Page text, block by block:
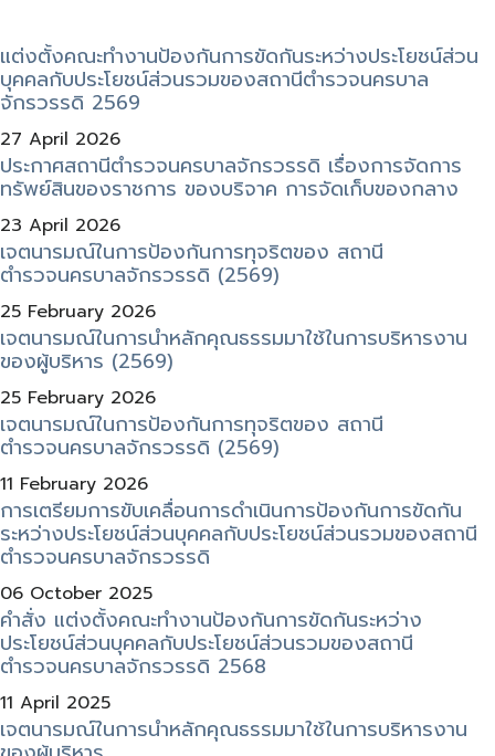
แต่งตั้งคณะทำงานป้องกันการขัดกันระหว่างประโยชน์ส่วน
บุคคลกับประโยชน์ส่วนรวมของสถานีตำรวจนครบาล
จักรวรรดิ 2569
27 April 2026
ประกาศสถานีตำรวจนครบาลจักรวรรดิ เรื่องการจัดการ
ทรัพย์สินของราชการ ของบริจาค การจัดเก็บของกลาง
23 April 2026
เจตนารมณ์ในการป้องกันการทุจริตของ สถานี
ตำรวจนครบาลจักรวรรดิ (2569)
25 February 2026
เจตนารมณ์ในการนําหลักคุณธรรมมาใช้ในการบริหารงาน
ของผู้บริหาร (2569)
25 February 2026
เจตนารมณ์ในการป้องกันการทุจริตของ สถานี
ตำรวจนครบาลจักรวรรดิ (2569)
11 February 2026
การเตรียมการขับเคลื่อนการดำเนินการป้องกันการขัดกัน
ระหว่างประโยชน์ส่วนบุคคลกับประโยชน์ส่วนรวมของสถานี
ตำรวจนครบาลจักรวรรดิ
06 October 2025
คำสั่ง แต่งตั้งคณะทำงานป้องกันการขัดกันระหว่าง
ประโยชน์ส่วนบุคคลกับประโยชน์ส่วนรวมของสถานี
ตำรวจนครบาลจักรวรรดิ 2568
11 April 2025
เจตนารมณ์ในการนําหลักคุณธรรมมาใช้ในการบริหารงาน